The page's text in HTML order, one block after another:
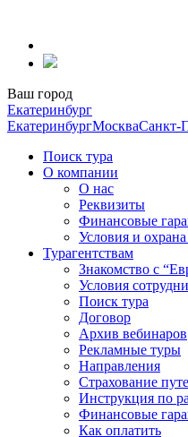
содержанию
Ваш город
Екатеринбург
ЕкатеринбургМоскваСанкт-
Поиск тура
О компании
О нас
Реквизиты
Финансовые
Условия и охрана
Турагентствам
Знакомство с
Условия
Поиск тура
Договор
Архив вебинаров
Рекламные туры
Направления
Страхование
Инструкция по
Финансовые
Как оплатить